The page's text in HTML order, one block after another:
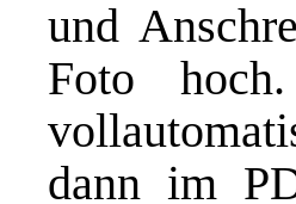
und
Foto
dann im